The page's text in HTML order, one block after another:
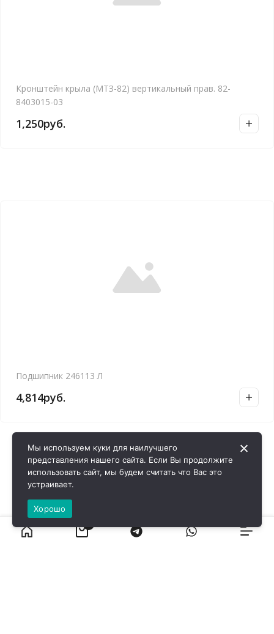
Кронштейн крыла (МТЗ-82) вертикальный прав. 82-
8403015-03
1,250руб.
Подшипник 246113 Л
4,814руб.
Мы используем куки для наилучшего
представления нашего сайта. Если Вы продолжите
использовать сайт, мы будем считать что Вас это
устраивает.
Хорошо